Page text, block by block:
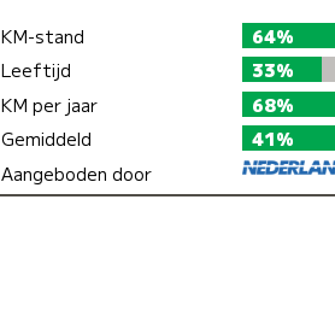
KM-stand
64%
Leeftijd
33%
KM per jaar
68%
Gemiddeld
41%
Aangeboden door